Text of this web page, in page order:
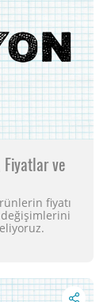
ve
fiyatı
değişimlerini